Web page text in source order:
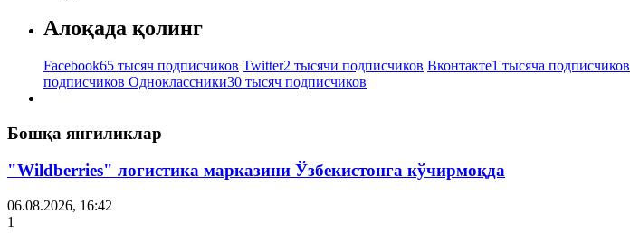
Алоқада қолинг
Facebook65 тысяч подписчиков Twitter2 тысячи подписчиков Вконтакте1 тысяча подписчиков
подписчиков Одноклассники30 тысяч подписчиков
Бошқа янгиликлар
"Wildberries" логистика марказини Ўзбекистонга кўчирмоқда
06.08.2026, 16:42
1